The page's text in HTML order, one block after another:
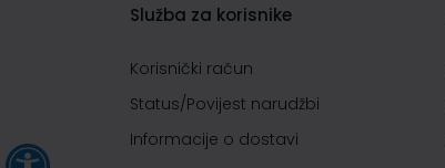
Služba za korisnike
Korisnički račun
Status/Povijest narudžbi
Informacije o dostavi